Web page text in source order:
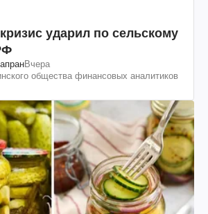
ударил по сельскому
Вчера
общества финансовых аналитиков